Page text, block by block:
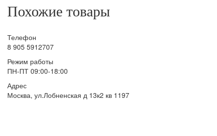
Похожие товары
Телефон
8 905 5912707
Режим работы
ПН-ПТ 09:00-18:00
Адрес
Москва, ул.Лобненская д 13к2 кв 1197